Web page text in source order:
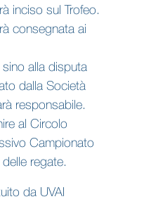
inciso sul Trofeo.
consegnata ai
sino alla disputa
dalla Società
responsabile.
al Circolo
Campionato
regate.
da UVAI